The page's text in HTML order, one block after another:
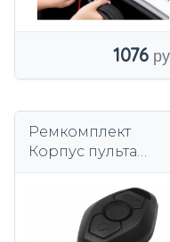
1076
Ремкомплект
Корпус пульта
управления BMW +
аккумулятор
VL2025 e39 e46 e60